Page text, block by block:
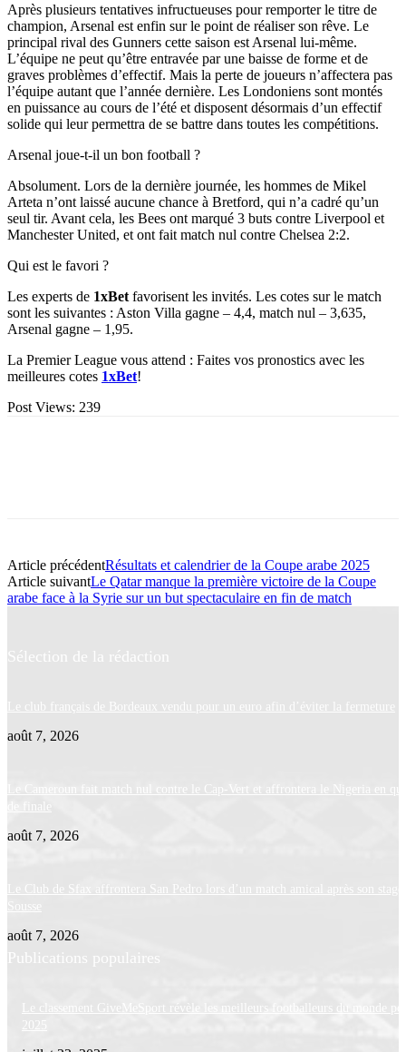
Après plusieurs tentatives infructueuses pour remporter le titre de
champion, Arsenal est enfin sur le point de réaliser son rêve. Le
principal rival des Gunners cette saison est Arsenal lui-même.
L’équipe ne peut qu’être entravée par une baisse de forme et de
graves problèmes d’effectif. Mais la perte de joueurs n’affectera pas
l’équipe autant que l’année dernière. Les Londoniens sont montés
en puissance au cours de l’été et disposent désormais d’un effectif
solide qui leur permettra de se battre dans toutes les compétitions.
Arsenal joue-t-il un bon football ?
Absolument. Lors de la dernière journée, les hommes de Mikel
Arteta n’ont laissé aucune chance à Bretford, qui n’a cadré qu’un
seul tir. Avant cela, les Bees ont marqué 3 buts contre Liverpool et
Manchester United, et ont fait match nul contre Chelsea 2:2.
Qui est le favori ?
Les experts de 1xBet favorisent les invités. Les cotes sur le match
sont les suivantes : Aston Villa gagne – 4,4, match nul – 3,635,
Arsenal gagne – 1,95.
La Premier League vous attend : Faites vos pronostics avec les
meilleures cotes 1xBet!
Post Views: 239
Article précédentRésultats et calendrier de la Coupe arabe 2025
Article suivantLe Qatar manque la première victoire de la Coupe
arabe face à la Syrie sur un but spectaculaire en fin de match
Sélection de la rédaction
Le club français de Bordeaux vendu pour un euro afin d’éviter la fermeture
août 7, 2026
Le Cameroun fait match nul contre le Cap-Vert et affrontera le Nigeria en
de finale
août 7, 2026
Le Club de Sfax affrontera San Pedro lors d’un match amical après son stage
Sousse
août 7, 2026
Publications populaires
Le classement GiveMeSport révèle les meilleurs footballeurs du monde